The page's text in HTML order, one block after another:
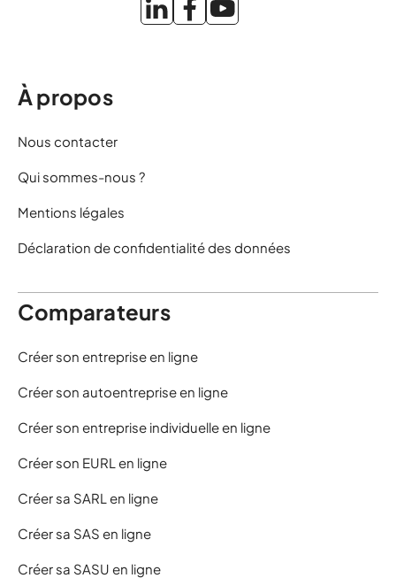
À propos
Nous contacter
Qui sommes-nous ?
Mentions légales
Déclaration de confidentialité des données
Comparateurs
Créer son entreprise en ligne
Créer son autoentreprise en ligne
Créer son entreprise individuelle en ligne
Créer son EURL en ligne
Créer sa SARL en ligne
Créer sa SAS en ligne
Créer sa SASU en ligne